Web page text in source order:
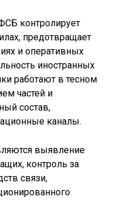
контролирует
предотвращает
и оперативных
иностранных
работают в тесном
частей и
состав,
каналы.
выявление
контроль за
связи,